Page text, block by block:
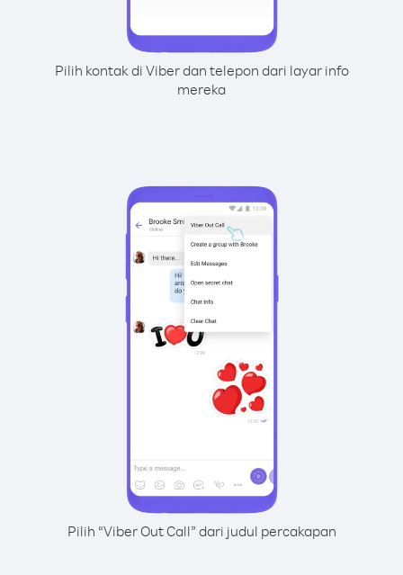
Pilih kontak di Viber dan telepon dari layar info
mereka
Pilih “Viber Out Call” dari judul percakapan